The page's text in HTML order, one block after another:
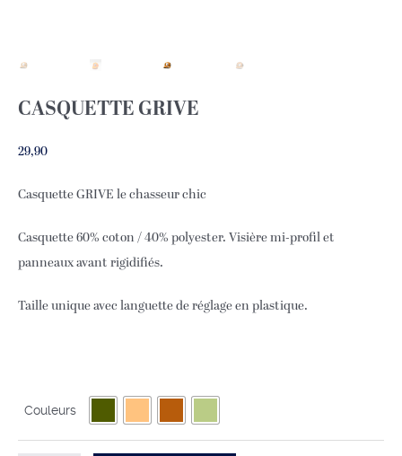
CASQUETTE GRIVE
29,90
Casquette GRIVE le chasseur chic
Casquette 60% coton / 40% polyester. Visière mi-profil et
panneaux avant rigidifiés.
Taille unique avec languette de réglage en plastique.
Couleurs